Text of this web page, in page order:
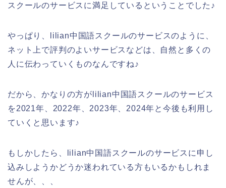
スクールのサービスに満足しているということでした♪
やっぱり、lilian中国語スクールのサービスのように、
ネット上で評判のよいサービスなどは、自然と多くの
人に伝わっていくものなんですね♪
だから、かなりの方がlilian中国語スクールのサービス
を2021年、2022年、2023年、2024年と今後も利用し
ていくと思います♪
もしかしたら、lilian中国語スクールのサービスに申し
込みしようかどうか迷われている方もいるかもしれま
せんが、、、